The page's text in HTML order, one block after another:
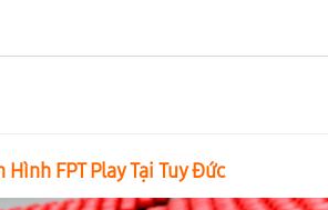
FPT Play Tại Tuy Đức